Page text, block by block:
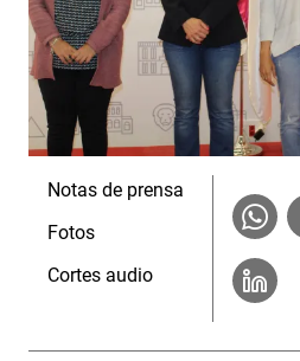
Notas de prensa
Fotos
Cortes audio